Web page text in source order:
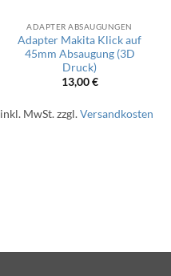
ADAPTER ABSAUGUNGEN
Adapter Makita Klick auf
45mm Absaugung (3D
Druck)
13,00€
inkl. MwSt.zzgl.Versandkosten